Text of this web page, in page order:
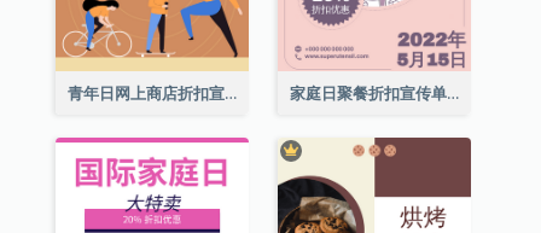
青年日网上商店折扣宣传单张 家庭日聚餐折扣宣传单张